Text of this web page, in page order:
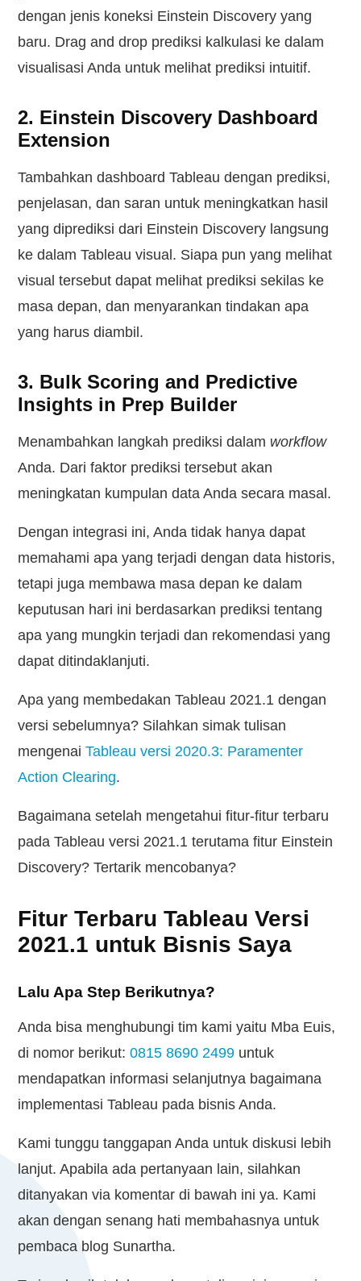
dengan jenis koneksi Einstein Discovery yang
baru. Drag and drop prediksi kalkulasi ke dalam
visualisasi Anda untuk melihat prediksi intuitif.
2. Einstein Discovery Dashboard
Extension
Tambahkan dashboard Tableau dengan prediksi,
penjelasan, dan saran untuk meningkatkan hasil
yang diprediksi dari Einstein Discovery langsung
ke dalam Tableau visual. Siapa pun yang melihat
visual tersebut dapat melihat prediksi sekilas ke
masa depan, dan menyarankan tindakan apa
yang harus diambil.
3. Bulk Scoring and Predictive
Insights in Prep Builder
Menambahkan langkah prediksi dalam workflow
Anda. Dari faktor prediksi tersebut akan
meningkatan kumpulan data Anda secara masal.
Dengan integrasi ini, Anda tidak hanya dapat
memahami apa yang terjadi dengan data historis,
tetapi juga membawa masa depan ke dalam
keputusan hari ini berdasarkan prediksi tentang
apa yang mungkin terjadi dan rekomendasi yang
dapat ditindaklanjuti.
Apa yang membedakan Tableau 2021.1 dengan
versi sebelumnya? Silahkan simak tulisan
mengenaiTableau versi 2020.3: Paramenter
Action Clearing.
Bagaimana setelah mengetahui fitur-fitur terbaru
pada Tableau versi 2021.1 terutama fitur Einstein
Discovery? Tertarik mencobanya?
Fitur Terbaru Tableau Versi
2021.1 untuk Bisnis Saya
Lalu Apa Step Berikutnya?
Anda bisa menghubungi tim kami yaitu Mba Euis,
di nomor berikut:0815 8690 2499 untuk
mendapatkan informasi selanjutnya bagaimana
implementasi Tableau pada bisnis Anda.
Kami tunggu tanggapan Anda untuk diskusi lebih
lanjut. Apabila ada pertanyaan lain, silahkan
ditanyakan via komentar di bawah ini ya. Kami
akan dengan senang hati membahasnya untuk
pembaca blog Sunartha.